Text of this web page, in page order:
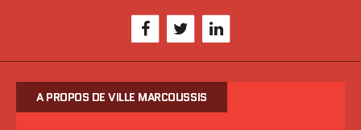
A PROPOS DE VILLE MARCOUSSIS